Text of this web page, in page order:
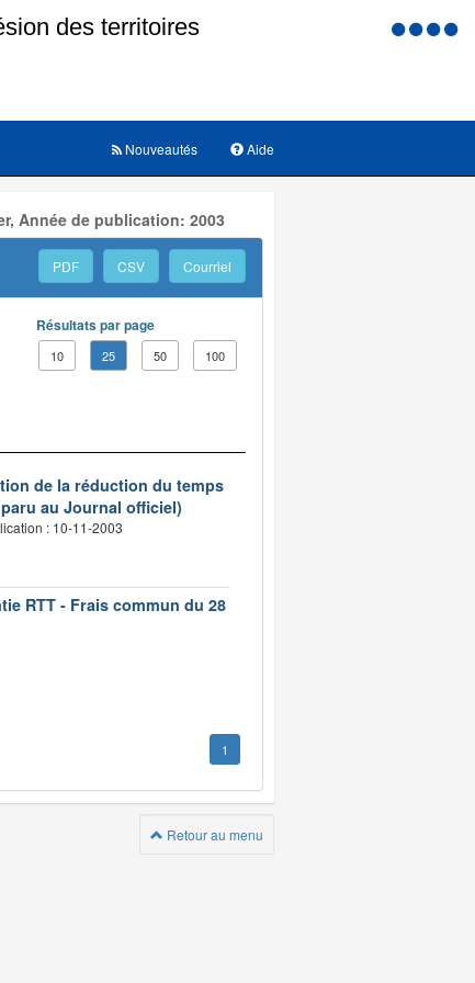
Menu
Aide
Nouveautés
Année de publication: 2003
PDF CSV Courriel
Résultats par page
10 25 50 100
de la réduction du temps
au Journal officiel)
: 10-11-2003
RTT - Frais commun du 28
1
Retour au menu